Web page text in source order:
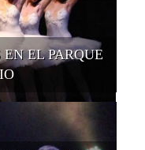
EL PARQUE